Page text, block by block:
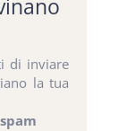
di inviare
la tua